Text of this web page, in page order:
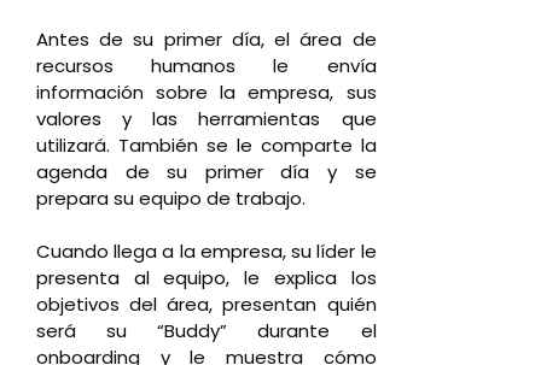
Antes de su primer día, el área de
recursos humanos le envía
información sobre la empresa, sus
valores y las herramientas que
utilizará. También se le comparte la
agenda de su primer día y se
prepara su equipo de trabajo.
Cuando llega a la empresa, su líder le
presenta al equipo, le explica los
objetivos del área, presentan quién
será su “Buddy” durante el
onboarding y le muestra cómo